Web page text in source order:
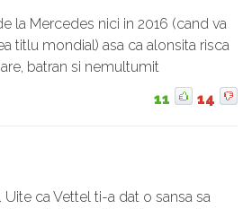
la Mercedes nici in 2016 (cand va
titlu mondial) asa ca alonsita risca
batran si nemultumit
11 14
Uite ca Vettel ti-a dat o sansa sa